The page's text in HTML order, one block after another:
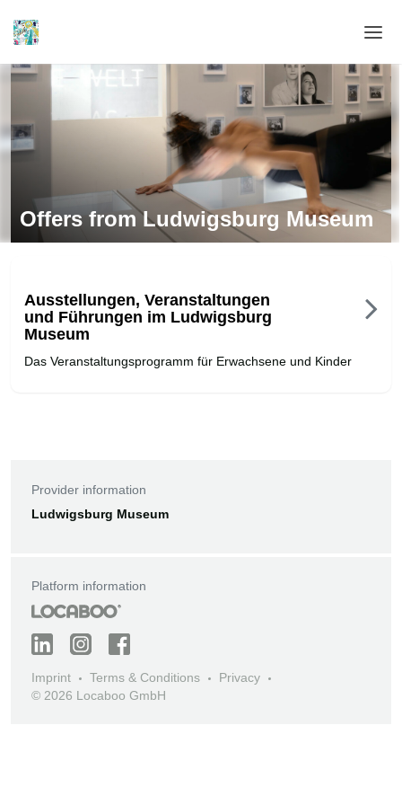
Home
Login
Help & Info
Offers from Ludwigsburg Museum
Ausstellungen, Veranstaltungen
und Führungen im Ludwigsburg
Museum
Das Veranstaltungsprogramm für Erwachsene und Kinder
Provider information
Ludwigsburg Museum
Platform information
Imprint Terms & Conditions
Privacy
© 2026 Locaboo GmbH